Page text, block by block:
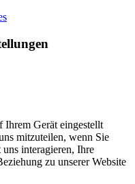
Ihrem Gerät eingestellt
mitzuteilen, wenn Sie
uns interagieren, Ihre
zu unserer Website